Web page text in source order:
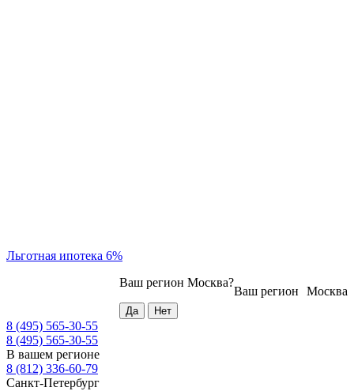
Льготная ипотека 6%
Москва
Ваш регион
Ваш регион Москва?
8 (495) 565-30-55
8 (495) 565-30-55
В вашем регионе
8 (812) 336-60-79
Санкт-Петербург